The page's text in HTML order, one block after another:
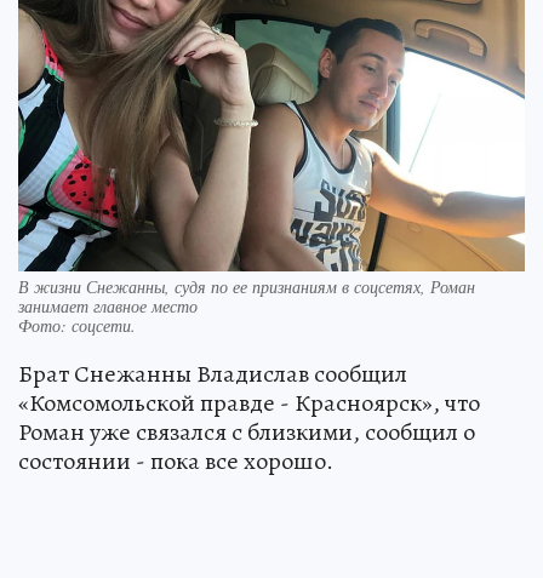
В жизни Снежанны, судя по ее признаниям в соцсетях, Роман
занимает главное место
Фото: соцсети.
Брат Снежанны Владислав сообщил
«Комсомольской правде - Красноярск», что
Роман уже связался с близкими, сообщил о
состоянии - пока все хорошо.